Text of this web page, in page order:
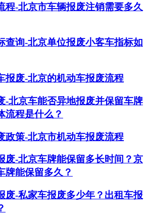
程-北京市车辆报废注销需要多久
查询-北京单位报废小客车指标如
报废-北京的机动车报废流程
-北京车能否异地报废并保留车牌
流程是什么？
政策-北京市机动车报废流程
废-北京车牌能保留多长时间？京
牌能保留多久？
废-私家车报废多少年？出租车报